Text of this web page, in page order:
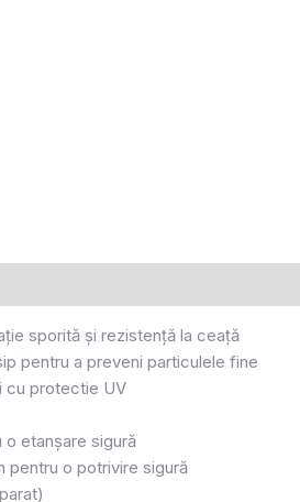
sporită și rezistență la ceață
pentru a preveni particulele fine
cu protectie UV
o etanșare sigură
pentru o potrivire sigură